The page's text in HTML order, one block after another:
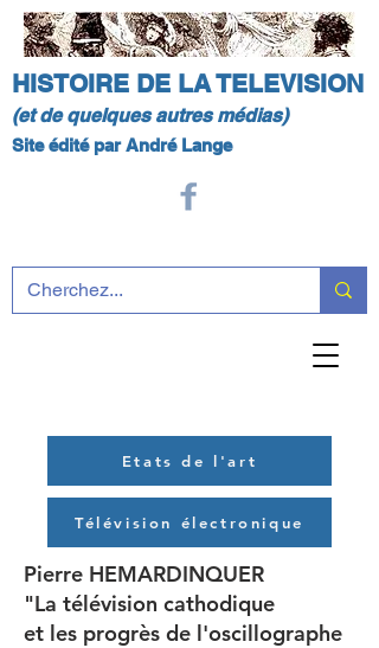
HISTOIRE DE LA TELEVISION
(et de quelques autres médias)
Site édité par André Lange
Etats de l'art
Télévision électronique
Pierre HEMARDINQUER
"La télévision cathodique
et les progrès de l'oscillographe